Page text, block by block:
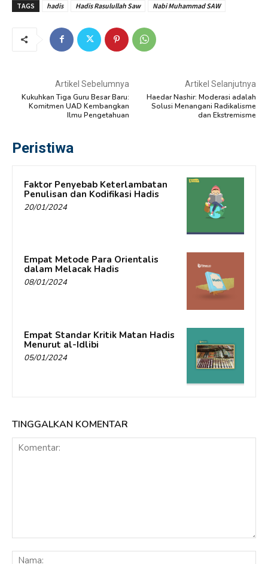
TAGS hadis Hadis Rasulullah Saw Nabi Muhammad SAW
Artikel Sebelumnya
Kukuhkan Tiga Guru Besar Baru:
Komitmen UAD Kembangkan
Ilmu Pengetahuan
Artikel Selanjutnya
Haedar Nashir: Moderasi adalah
Solusi Menangani Radikalisme
dan Ekstremisme
Peristiwa
Faktor Penyebab Keterlambatan
Penulisan dan Kodifikasi Hadis
20/01/2024
Empat Metode Para Orientalis
dalam Melacak Hadis
08/01/2024
Empat Standar Kritik Matan Hadis
Menurut al-Idlibi
05/01/2024
TINGGALKAN KOMENTAR